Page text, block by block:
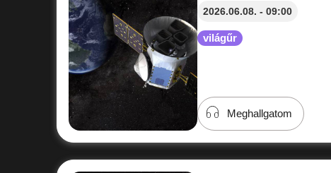
2026.06.08. - 09:00
világűr
Meghallgatom